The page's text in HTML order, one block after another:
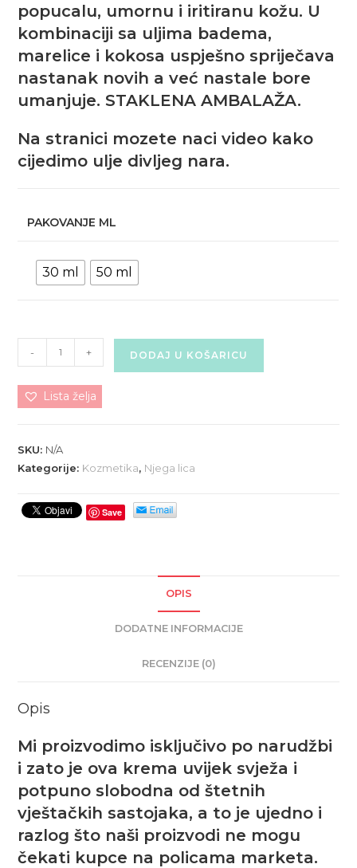
popucalu, umornu i iritiranu kožu. U
kombinaciji sa uljima badema,
marelice i kokosa uspješno spriječava
nastanak novih a već nastale bore
umanjuje. STAKLENA AMBALAŽA.
Na stranici mozete naci video kako
cijedimo ulje divljeg nara.
PAKOVANJE ML
30 ml 50 ml
AGE
KREMA-
DIVLJI
(Noćna)
količina
- + DODAJ U KOŠARICU
Lista želja
SKU: N/A
Kategorije: Kozmetika, Njega lica
Save
OPIS
DODATNE INFORMACIJE
RECENZIJE (0)
Opis
Mi proizvodimo isključivo po narudžbi
i zato je ova krema uvijek svježa i
potpuno slobodna od štetnih
vještačkih sastojaka, a to je ujedno i
razlog što naši proizvodi ne mogu
čekati kupce na policama marketa.